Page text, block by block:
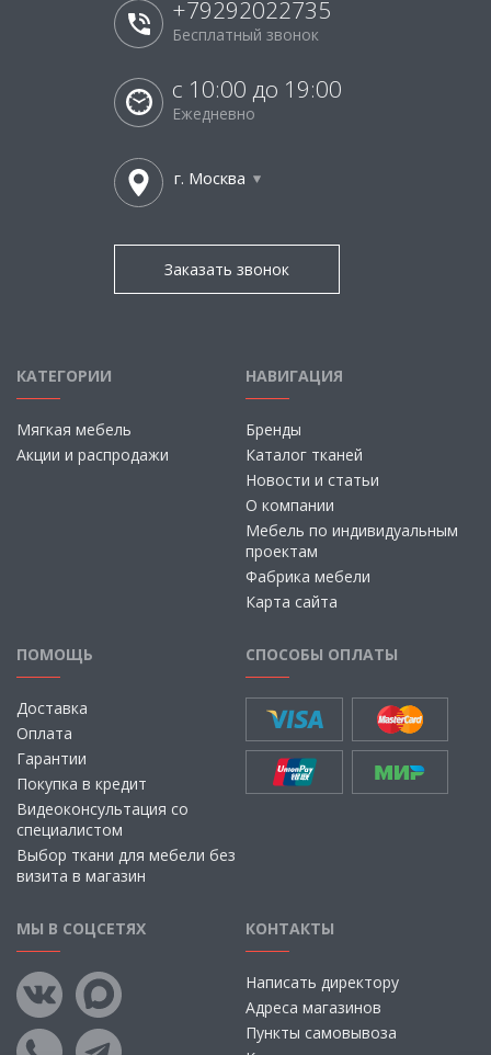
+79292022735
Бесплатный звонок
с 10:00 до 19:00
Ежедневно
г. Москва
Заказать звонок
КАТЕГОРИИ
Мягкая мебель
Акции и распродажи
НАВИГАЦИЯ
Бренды
Каталог тканей
Новости и статьи
О компании
Мебель по индивидуальным
проектам
Фабрика мебели
Карта сайта
ПОМОЩЬ
Доставка
Оплата
Гарантии
Покупка в кредит
Видеоконсультация со
специалистом
Выбор ткани для мебели без
визита в магазин
СПОСОБЫ ОПЛАТЫ
МЫ В СОЦСЕТЯХ КОНТАКТЫ
Написать директору
Адреса магазинов
Пункты самовывоза